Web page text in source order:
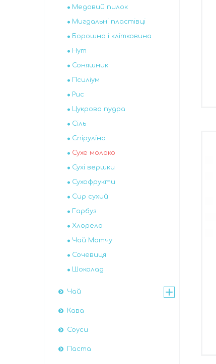
Медовий пилок
Мигдальні пластівці
Борошно і клітковина
Нут
Соняшник
Псиліум
Рис
Цукрова пудра
Сіль
Спіруліна
Сухе молоко
Сухі вершки
Сухофрукти
Сир сухий
Гарбуз
Хлорела
Чай Матчу
Сочевиця
Шоколад
Чай
Кава
Соуси
Паста